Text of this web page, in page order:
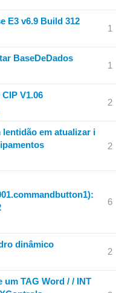
E3 v6.9 Build 312
1
BaseDeDados
1
V1.06
2
lentidão em atualizar i
2
6
dinâmico
2
um TAG Word / / INT